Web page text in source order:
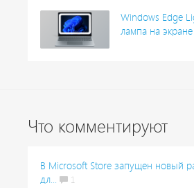
Windows Edge
лампа на экране
Что комментируют
В Microsoft Store запущен новый
дл...
1